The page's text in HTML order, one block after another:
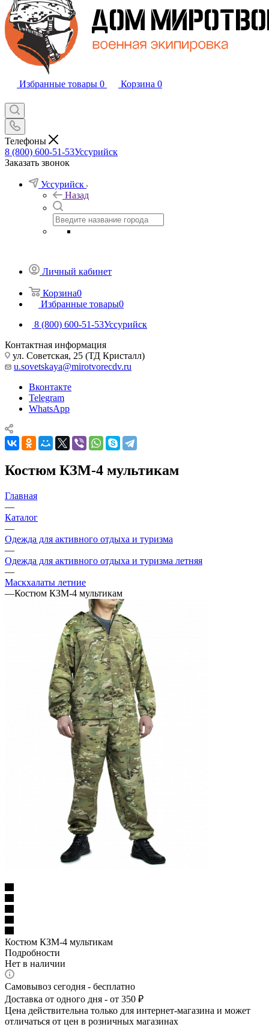
Избранные товары 0 Корзина 0
Телефоны
8 (800) 600-51-53Уссурийск
Заказать звонок
Уссурийск
Назад
Личный кабинет
Корзина0
Избранные товары0
8 (800) 600-51-53Уссурийск
Контактная информация
ул. Советская, 25 (ТД Кристалл)
u.sovetskaya@mirotvorecdv.ru
Вконтакте
Telegram
WhatsApp
Костюм КЗМ-4 мультикам
Главная
—
Каталог
—
Одежда для активного отдыха и туризма
—
Одежда для активного отдыха и туризма летняя
—
Маскхалаты летние
—Костюм КЗМ-4 мультикам
Костюм КЗМ-4 мультикам
Подробности
Нет в наличии
Самовывоз сегодня - бесплатно
Доставка от одного дня - от 350 ₽
Цена действительна только для интернет-магазина и может
отличаться от цен в розничных магазинах